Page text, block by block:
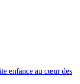
enfance au cœur des